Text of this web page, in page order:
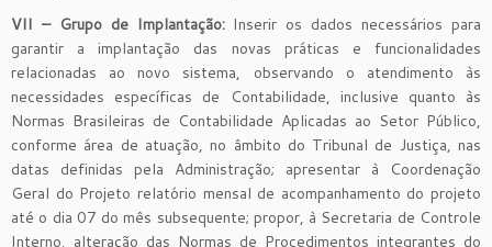
VII – Grupo de Implantação: Inserir os dados necessários para
garantir a implantação das novas práticas e funcionalidades
relacionadas ao novo sistema, observando o atendimento às
necessidades específicas de Contabilidade, inclusive quanto às
Normas Brasileiras de Contabilidade Aplicadas ao Setor Público,
conforme área de atuação, no âmbito do Tribunal de Justiça, nas
datas definidas pela Administração; apresentar à Coordenação
Geral do Projeto relatório mensal de acompanhamento do projeto
até o dia 07 do mês subsequente; propor, à Secretaria de Controle
Interno, alteração das Normas de Procedimentos integrantes do